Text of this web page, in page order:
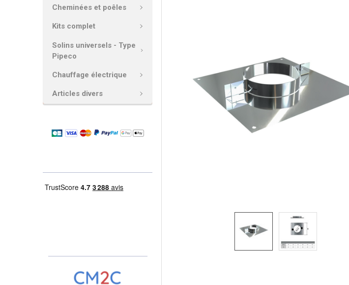
Cheminées et poêles
Kits complet
Solins universels - Type
Pipeco
Chauffage électrique
Articles divers
AJOUTER
SÉLECTION